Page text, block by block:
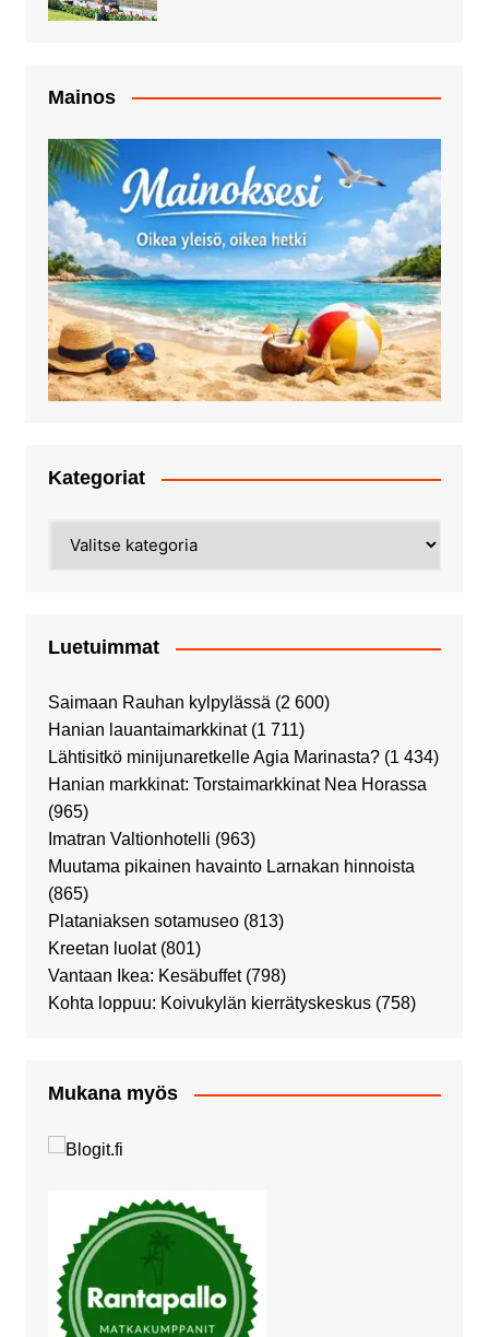
Mainos
Kategoriat
Luetuimmat
Saimaan Rauhan kylpylässä (2 600)
Hanian lauantaimarkkinat (1 711)
Lähtisitkö minijunaretkelle Agia Marinasta? (1 434)
Hanian markkinat: Torstaimarkkinat Nea Horassa
(965)
Imatran Valtionhotelli (963)
Muutama pikainen havainto Larnakan hinnoista
(865)
Plataniaksen sotamuseo (813)
Kreetan luolat (801)
Vantaan Ikea: Kesäbuffet (798)
Kohta loppuu: Koivukylän kierrätyskeskus (758)
Mukana myös